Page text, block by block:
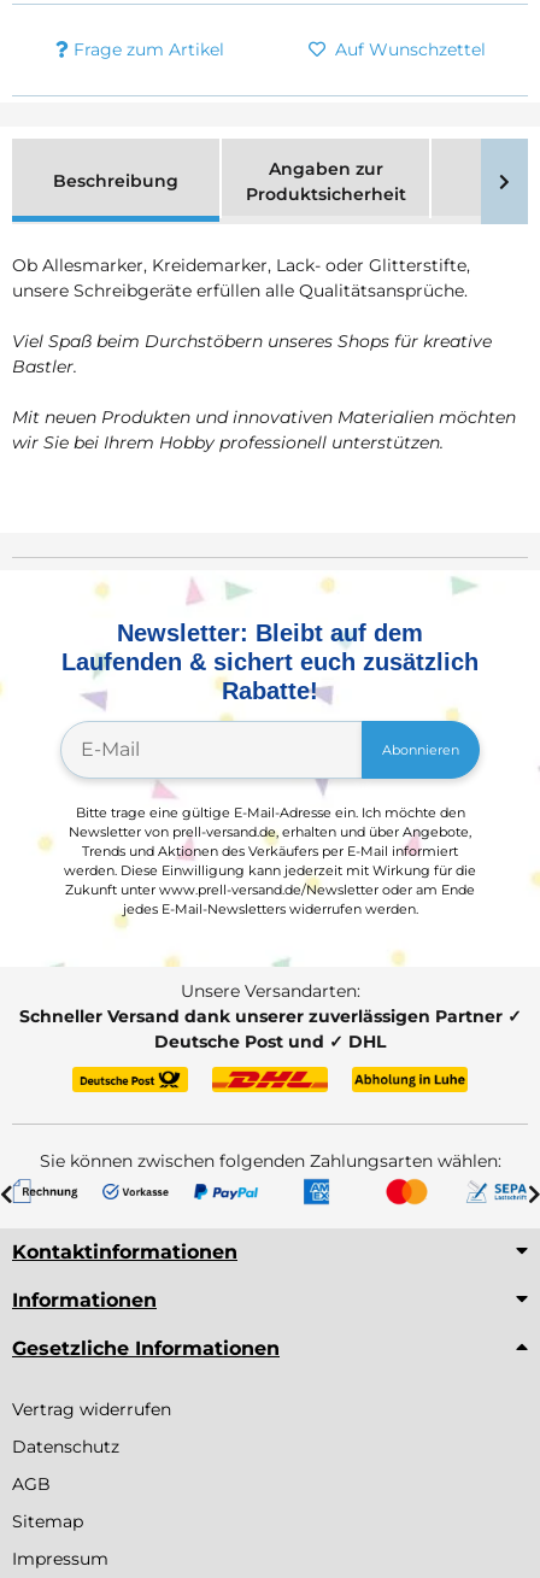
Frage zum Artikel Auf Wunschzettel
Beschreibung
Angaben zur
Produktsicherheit
Ob Allesmarker, Kreidemarker, Lack- oder Glitterstifte,
unsere Schreibgeräte erfüllen alle Qualitätsansprüche.
Viel Spaß beim Durchstöbern unseres Shops für kreative
Bastler.
Mit neuen Produkten und innovativen Materialien möchten
wir Sie bei Ihrem Hobby professionell unterstützen.
Newsletter: Bleibt auf dem
Laufenden & sichert euch zusätzlich
Rabatte!
Abonnieren
Bitte trage eine gültige E-Mail-Adresse ein. Ich möchte den
Newsletter von prell-versand.de, erhalten und über Angebote,
Trends und Aktionen des Verkäufers per E-Mail informiert
werden. Diese Einwilligung kann jederzeit mit Wirkung für die
Zukunft unter www.prell-versand.de/Newsletter oder am Ende
jedes E-Mail-Newsletters widerrufen werden.
Unsere Versandarten:
Schneller Versand dank unserer zuverlässigen Partner ✓
Deutsche Post und ✓ DHL
Sie können zwischen folgenden Zahlungsarten wählen:
Kontaktinformationen
Informationen
Gesetzliche Informationen
Vertrag widerrufen
Datenschutz
AGB
Sitemap
Impressum